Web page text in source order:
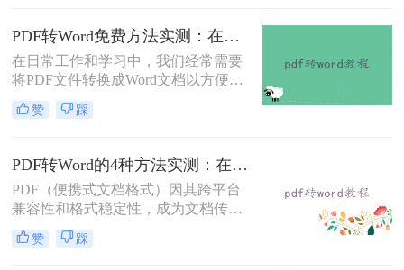
现PDF到Word的转换。
PDF转Word免费方法实测：在线工具、Word内置功能与手动复制3种方式对比！
在日常工作和学习中，我们经常需要
将PDF文件转换成Word文档以方便编
辑。那么怎么不花钱把pdf转成word
呢？以下是三种可以免费使用的PDF
选择最适合的方式。
赞 踩
PDF转Word的4种方法实测：在线工具、Word、Adobe与开源软件对比！！
PDF（便携式文档格式）因其跨平台
兼容性和格式稳定性，成为文档传输
的首选格式。然而，当我们需要编辑
文档内容时，将其转换为Word格式
赞 踩